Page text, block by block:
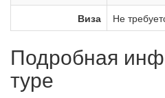
Виза
Не
Подробная
туре